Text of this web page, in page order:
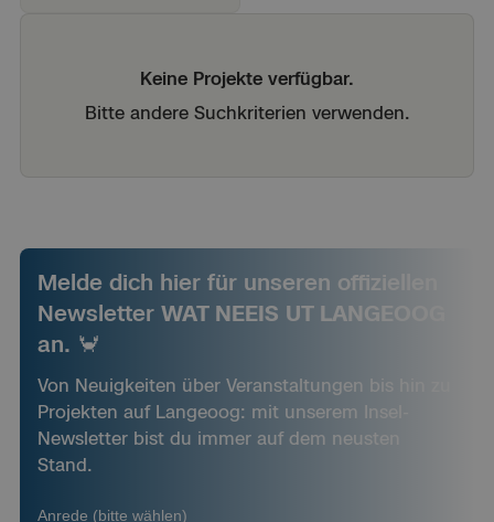
Keine Projekte verfügbar.
Bitte andere Suchkriterien verwenden.
Melde dich hier für unseren offiziellen
Newsletter WAT NEEIS UT LANGEOOG
an. 🦀
Von Neuigkeiten über Veranstaltungen bis hin zu
Projekten auf Langeoog: mit unserem Insel-
Newsletter bist du immer auf dem neusten
Stand.
Anrede (bitte wählen)